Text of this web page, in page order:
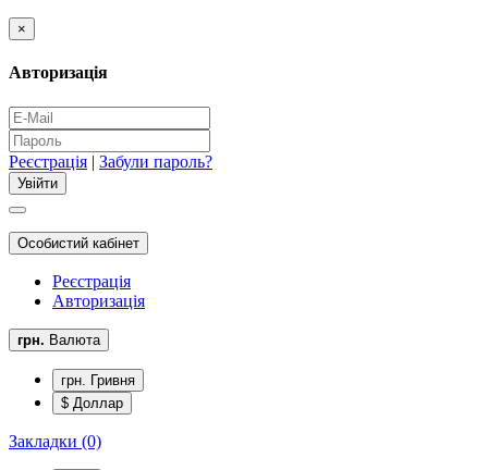
×
Авторизація
Реєстрація | Забули пароль?
Особистий кабінет
Реєстрація
Авторизація
грн. Валюта
грн. Гривня
$ Доллар
Закладки (0)